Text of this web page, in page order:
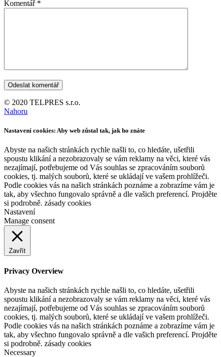
Komentář *
© 2020 TELPRES s.r.o.
Nahoru
Nastavení cookies: Aby web zůstal tak, jak ho znáte
Abyste na našich stránkách rychle našli to, co hledáte, ušetřili
spoustu klikání a nezobrazovaly se vám reklamy na věci, které vás
nezajímají, potřebujeme od Vás souhlas se zpracováním souborů
cookies, tj. malých souborů, které se ukládají ve vašem prohlížeči.
Podle cookies vás na našich stránkách poznáme a zobrazíme vám je
tak, aby všechno fungovalo správně a dle vašich preferencí. Projděte
si podrobně. zásady cookies
Nastavení
Manage consent
Zavřít
Privacy Overview
Abyste na našich stránkách rychle našli to, co hledáte, ušetřili
spoustu klikání a nezobrazovaly se vám reklamy na věci, které vás
nezajímají, potřebujeme od Vás souhlas se zpracováním souborů
cookies, tj. malých souborů, které se ukládají ve vašem prohlížeči.
Podle cookies vás na našich stránkách poznáme a zobrazíme vám je
tak, aby všechno fungovalo správně a dle vašich preferencí. Projděte
si podrobně. zásady cookies
Necessary